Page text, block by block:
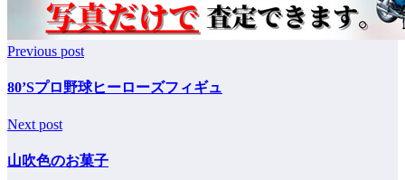
Previous post
80’Sプロ野球ヒーローズフィギュ
Next post
山吹色のお菓子